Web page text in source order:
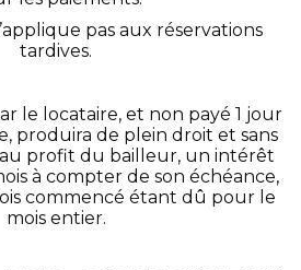
pas aux réservations
tardives.
le locataire, et non payé 1 jour
produira de plein droit et sans
profit du bailleur, un intérêt
à compter de son échéance,
commencé étant dû pour le
mois entier.